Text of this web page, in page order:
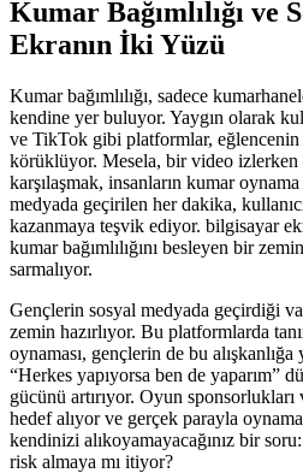
Kumar Bağımlılığı ve
Ekranın İki Yüzü
Kumar bağımlılığı, sadece
kendine yer buluyor. Yaygın olarak
ve TikTok gibi platformlar, eğlencenin
körüklüyor. Mesela, bir video izlerken
karşılaşmak, insanların kumar
medyada geçirilen her dakika,
kazanmaya teşvik ediyor. bilgisayar
kumar bağımlılığını besleyen bir
sarmalıyor.
Gençlerin sosyal medyada geçirdiği
zemin hazırlıyor. Bu platformlarda
oynaması, gençlerin de bu
“Herkes yapıyorsa ben de yaparım”
gücünü artırıyor. Oyun
hedef alıyor ve gerçek parayla
kendinizi alıkoyamayacağınız bir
risk almaya mı itiyor?